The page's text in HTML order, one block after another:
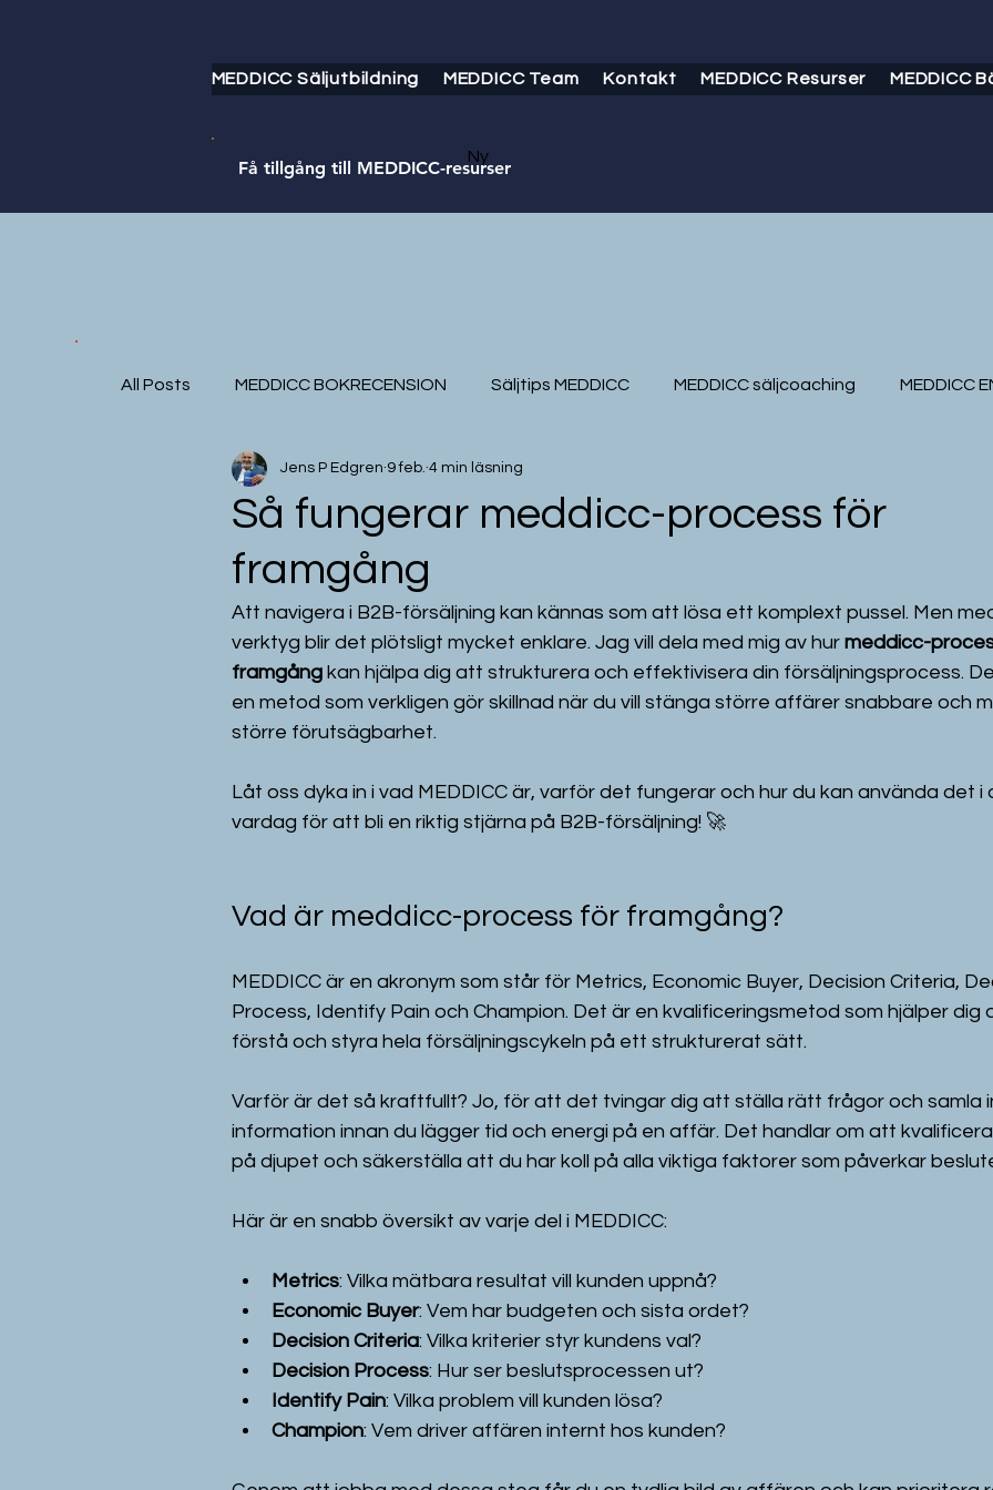
MEDDICC Säljutbildning MEDDICC Team Kontakt MEDDICC Resurser MEDDICC
Få tillgång till MEDDICC-resurser
Ny
All Posts MEDDICC BOKRECENSION Säljtips MEDDICC MEDDICC säljcoaching MEDDICC
Storytelling MEDDICC English MEDDICC Svenska
Så fungerar meddicc-process för
framgång
Jens P Edgren 9 feb. 4 min läsning
Att navigera i B2B-försäljning kan kännas som att lösa ett komplext pussel. Men
verktyg blir det plötsligt mycket enklare. Jag vill dela med mig av hur meddicc-
framgång kan hjälpa dig att strukturera och effektivisera din försäljningsprocess.
en metod som verkligen gör skillnad när du vill stänga större affärer snabbare och
större förutsägbarhet.
Låt oss dyka in i vad MEDDICC är, varför det fungerar och hur du kan använda det i
vardag för att bli en riktig stjärna på B2B-försäljning! 🚀
Vad är meddicc-process för framgång?
MEDDICC är en akronym som står för Metrics, Economic Buyer, Decision Criteria,
Process, Identify Pain och Champion. Det är en kvalificeringsmetod som hjälper dig
förstå och styra hela försäljningscykeln på ett strukturerat sätt.
Varför är det så kraftfullt? Jo, för att det tvingar dig att ställa rätt frågor och samla
information innan du lägger tid och energi på en affär. Det handlar om att
på djupet och säkerställa att du har koll på alla viktiga faktorer som påverkar
Här är en snabb översikt av varje del i MEDDICC:
Metrics: Vilka mätbara resultat vill kunden uppnå?
Economic Buyer: Vem har budgeten och sista ordet?
Decision Criteria: Vilka kriterier styr kundens val?
Decision Process: Hur ser beslutsprocessen ut?
Identify Pain: Vilka problem vill kunden lösa?
Champion: Vem driver affären internt hos kunden?